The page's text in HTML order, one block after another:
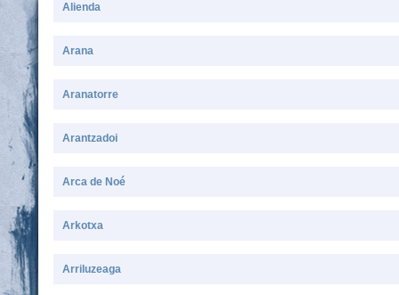
Alienda
Arana
Aranatorre
Arantzadoi
Arca de Noé
Arkotxa
Arriluzeaga